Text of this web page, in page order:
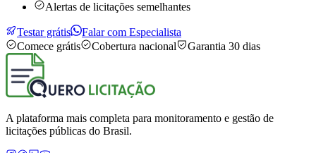
Alertas de licitações semelhantes
Testar grátis
Falar com Especialista
Comece grátis
Cobertura nacional Garantia 30 dias
A plataforma mais completa para monitoramento e gestão de
licitações públicas do Brasil.